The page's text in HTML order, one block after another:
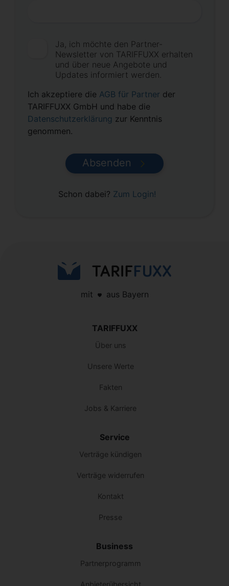
Ja, ich möchte den Partner-
Newsletter von TARIFFUXX erhalten
und über neue Angebote und
Updates informiert werden.
Ich akzeptiere die AGB für Partner der
TARIFFUXX GmbH und habe die
Datenschutzerklärung zur Kenntnis
genommen.
Absenden
Schon dabei? Zum Login!
mit aus Bayern
TARIFFUXX
Über uns
Unsere Werte
Fakten
Jobs & Karriere
Service
Verträge kündigen
Verträge widerrufen
Kontakt
Presse
Business
Partnerprogramm
Anbieterübersicht